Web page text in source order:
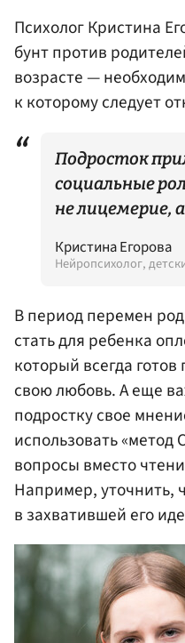
Психолог Кристина
бунт против
возрасте —
к которому следует
Подросток
социальные
не лицемерие,
Кристина Егорова
Нейропсихолог,
В период перемен
стать для ребенка
который всегда
свою любовь. А еще
подростку свое
использовать «метод
вопросы вместо
Например, уточнить,
в захватившей его